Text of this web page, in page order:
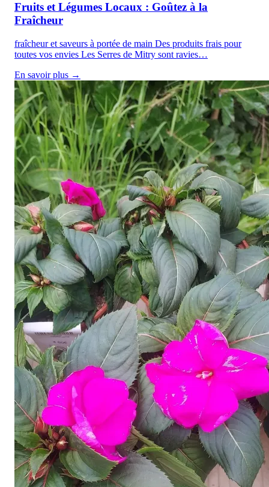
Fruits et Légumes Locaux : Goûtez à la
Fraîcheur
fraîcheur et saveurs à portée de main Des produits frais pour
toutes vos envies Les Serres de Mitry sont ravies…
En savoir plus →